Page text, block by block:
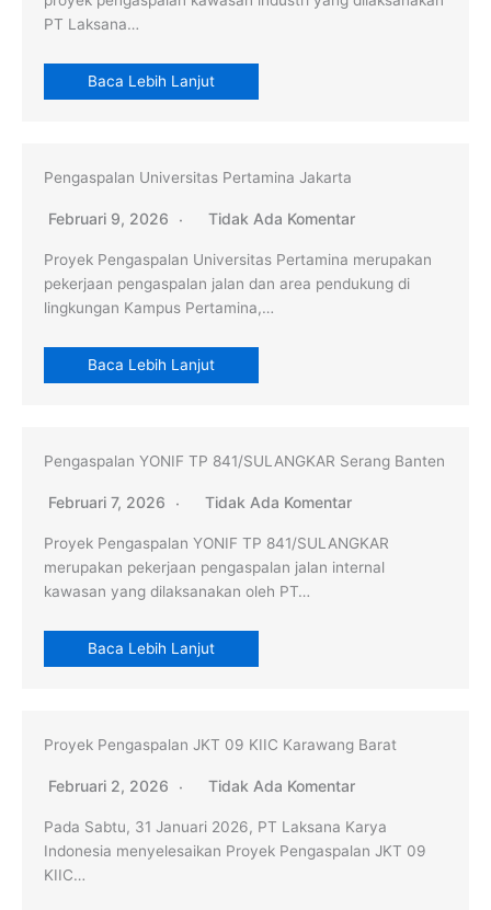
PT Laksana…
Baca Lebih Lanjut
Pengaspalan Universitas Pertamina Jakarta
Februari 9, 2026 Tidak Ada Komentar
Proyek Pengaspalan Universitas Pertamina merupakan
pekerjaan pengaspalan jalan dan area pendukung di
lingkungan Kampus Pertamina,…
Baca Lebih Lanjut
Pengaspalan YONIF TP 841/SULANGKAR Serang Banten
Februari 7, 2026 Tidak Ada Komentar
Proyek Pengaspalan YONIF TP 841/SULANGKAR
merupakan pekerjaan pengaspalan jalan internal
kawasan yang dilaksanakan oleh PT…
Baca Lebih Lanjut
Proyek Pengaspalan JKT 09 KIIC Karawang Barat
Februari 2, 2026 Tidak Ada Komentar
Pada Sabtu, 31 Januari 2026, PT Laksana Karya
Indonesia menyelesaikan Proyek Pengaspalan JKT 09
KIIC…